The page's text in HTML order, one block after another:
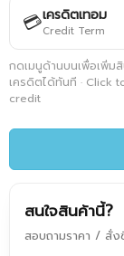
💳เครดิตเทอม
Credit Term
กดเมนูด้านบนเพื่อเพิ่ม
เครดิตได้ทันที · Click
credit
สนใจสินค้านี้?
สอบถามราคา / สั่